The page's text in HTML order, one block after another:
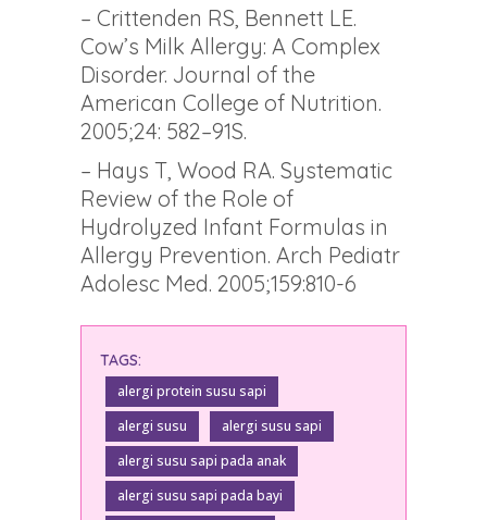
– Crittenden RS, Bennett LE.
Cow’s Milk Allergy: A Complex
Disorder. Journal of the
American College of Nutrition.
2005;24: 582–91S.
– Hays T, Wood RA. Systematic
Review of the Role of
Hydrolyzed Infant Formulas in
Allergy Prevention. Arch Pediatr
Adolesc Med. 2005;159:810-6
TAGS:
alergi protein susu sapi
alergi susu
alergi susu sapi
alergi susu sapi pada anak
alergi susu sapi pada bayi